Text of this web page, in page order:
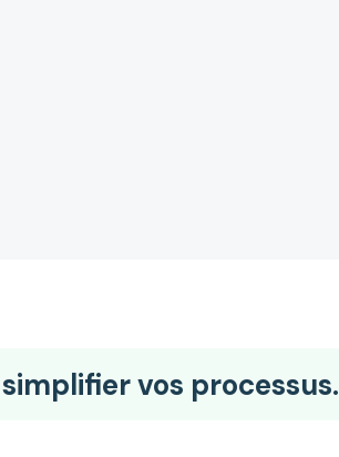
vos processus.